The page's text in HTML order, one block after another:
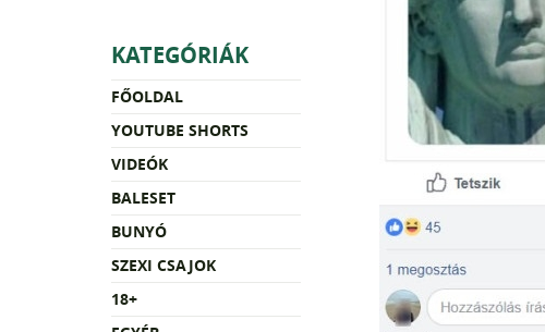
KATEGÓRIÁK
FŐOLDAL
YOUTUBE SHORTS
VIDEÓK
BALESET
BUNYÓ
SZEXI CSAJOK
18+